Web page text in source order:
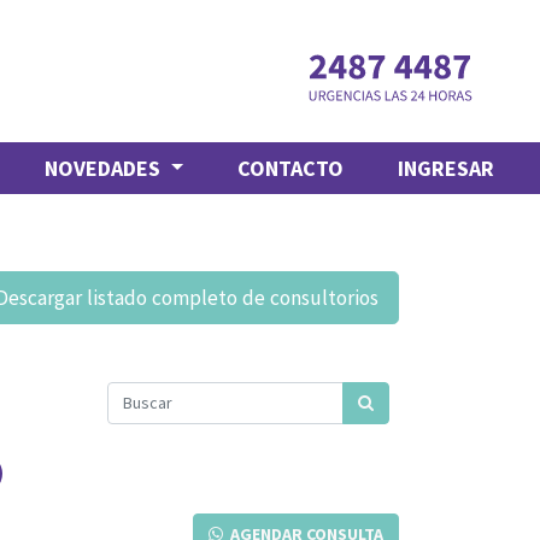
NOVEDADES CONTACTO INGRESAR
listado completo de consultorios
AGENDAR CONSULTA